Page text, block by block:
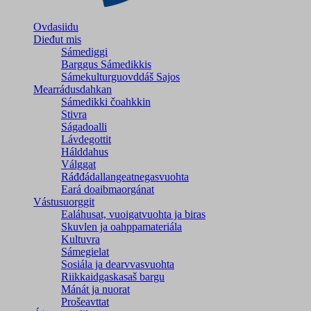
Ovdasiidu
Dieđut mis
Sámediggi
Barggus Sámedikkis
Sámekulturguovddáš Sajos
Mearrádusdahkan
Sámedikki čoahkkin
Stivra
Ságadoalli
Lávdegottit
Hálddahus
Válggat
Ráđđádallangeatnegas­vuohta
Eará doaibmaorgánat
Vástusuorggit
Ealáhusat, vuoigatvuohta ja biras
Skuvlen ja oahppamateriála
Kultuvra
Sámegielat
Sosiála ja dearvvasvuohta
Riikkaidgaskasaš bargu
Mánát ja nuorat
Prošeavttat